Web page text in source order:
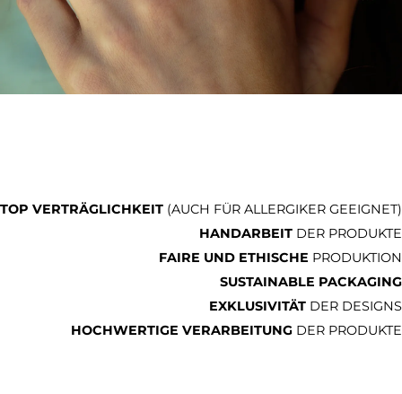
TOP VERTRÄGLICHKEIT (AUCH FÜR ALLERGIKER GEEIGNET)
HANDARBEIT DER PRODUKTE
FAIRE UND ETHISCHE PRODUKTION
SUSTAINABLE PACKAGING
EXKLUSIVITÄT DER DESIGNS
HOCHWERTIGE VERARBEITUNG DER PRODUKTE